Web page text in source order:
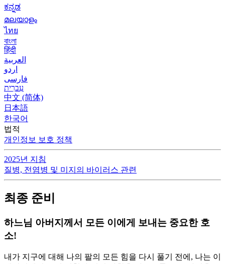
ಕನ್ನಡ
മലയാളം
ไทย
বাংলা
हिंदी
العربية
اردو
فارسی
עִברִית
中文 (简体)
日本語
한국어
법적
개인정보 보호 정책
2025년 지침
질병, 전염병 및 미지의 바이러스 관련
최종 준비
하느님 아버지께서 모든 이에게 보내는 중요한 호
소!
내가 지구에 대해 나의 팔의 모든 힘을 다시 풀기 전에, 나는 이